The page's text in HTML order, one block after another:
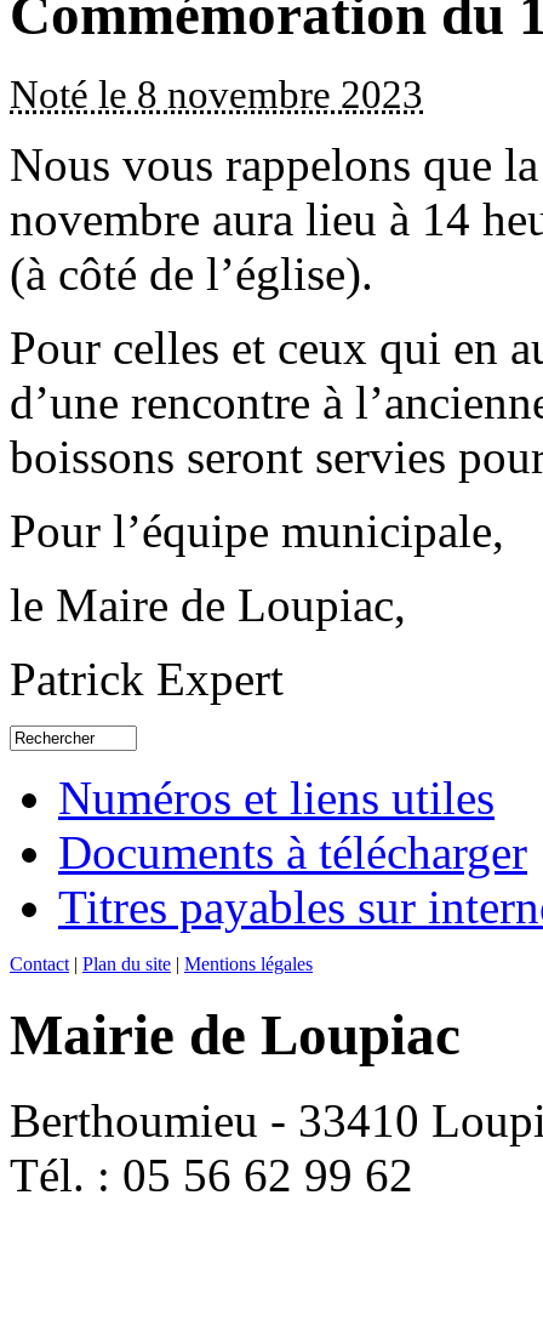
Commémoration du
Noté le 8 novembre 2023
Nous vous rappelons que
novembre aura lieu à 14
(à côté de l’église).
Pour celles et ceux qui en
d’une rencontre à
boissons seront servies
Pour l’équipe municipale,
le Maire de Loupiac,
Patrick Expert
Numéros et liens utiles
Documents à télécharger
Titres payables sur
Contact | Plan du site | Mentions légales
Mairie de Loupiac
Berthoumieu - 33410
Tél. : 05 56 62 99 62